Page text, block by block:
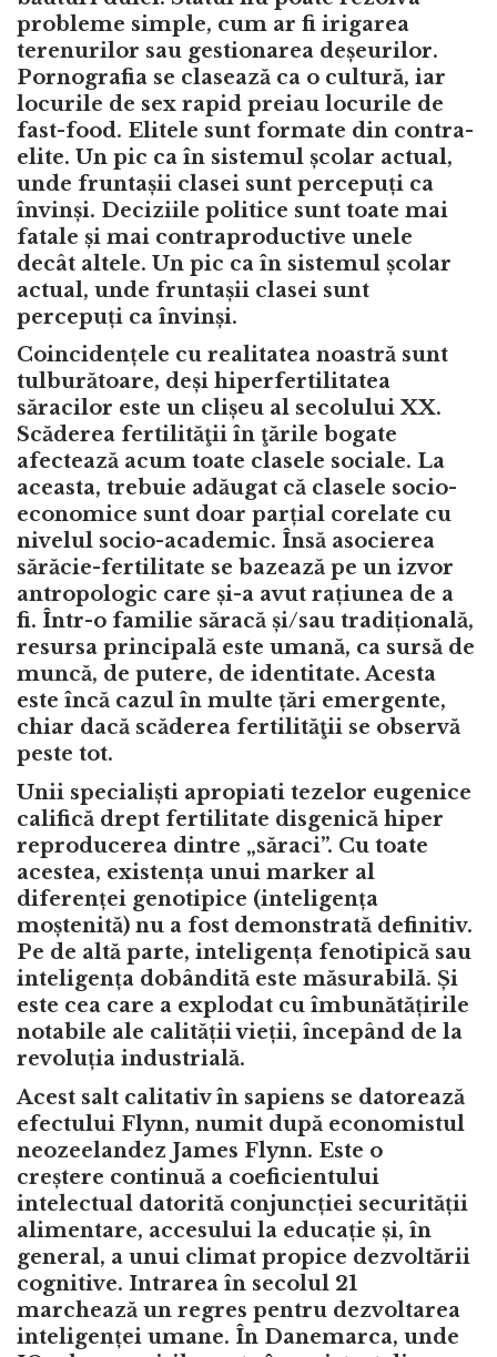
probleme simple, cum ar fi irigarea
terenurilor sau gestionarea deșeurilor.
Pornografia se clasează ca o cultură, iar
locurile de sex rapid preiau locurile de
fast-food. Elitele sunt formate din contra-
elite. Un pic ca în sistemul școlar actual,
unde fruntașii clasei sunt percepuți ca
învinși. Deciziile politice sunt toate mai
fatale și mai contraproductive unele
decât altele. Un pic ca în sistemul școlar
actual, unde fruntașii clasei sunt
percepuți ca învinși.
Coincidențele cu realitatea noastră sunt
tulburătoare, deși hiperfertilitatea
săracilor este un clișeu al secolului XX.
Scăderea fertilităţii în ţările bogate
afectează acum toate clasele sociale. La
aceasta, trebuie adăugat că clasele socio-
economice sunt doar parțial corelate cu
nivelul socio-academic. Însă asocierea
sărăcie-fertilitate se bazează pe un izvor
antropologic care și-a avut rațiunea de a
fi. Într-o familie săracă și/sau tradițională,
resursa principală este umană, ca sursă de
muncă, de putere, de identitate. Acesta
este încă cazul în multe țări emergente,
chiar dacă scăderea fertilităţii se observă
peste tot.
Unii specialiști apropiati tezelor eugenice
califică drept fertilitate disgenică hiper
reproducerea dintre „săraci”. Cu toate
acestea, existența unui marker al
diferenței genotipice (inteligența
moștenită) nu a fost demonstrată definitiv.
Pe de altă parte, inteligența fenotipică sau
inteligența dobândită este măsurabilă. Și
este cea care a explodat cu îmbunătățirile
notabile ale calității vieții, începând de la
revoluția industrială.
Acest salt calitativ în sapiens se datorează
efectului Flynn, numit după economistul
neozeelandez James Flynn. Este o
creștere continuă a coeficientului
intelectual datorită conjuncției securității
alimentare, accesului la educație și, în
general, a unui climat propice dezvoltării
cognitive. Intrarea în secolul 21
marchează un regres pentru dezvoltarea
inteligenței umane. În Danemarca, unde